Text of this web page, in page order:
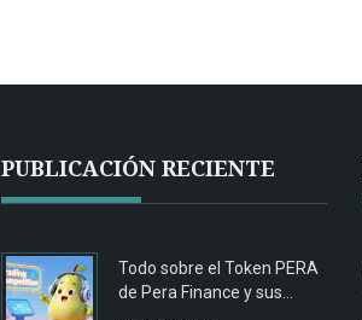
PUBLICACIÓN RECIENTE
Todo sobre el Token PERA
de Pera Finance y sus